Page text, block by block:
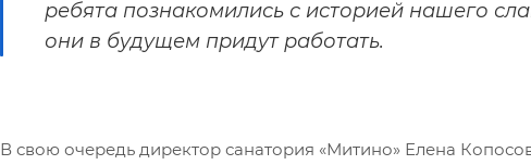
ребята познакомились с историей нашего
они в будущем придут работать.
В свою очередь директор санатория «Митино» Елена